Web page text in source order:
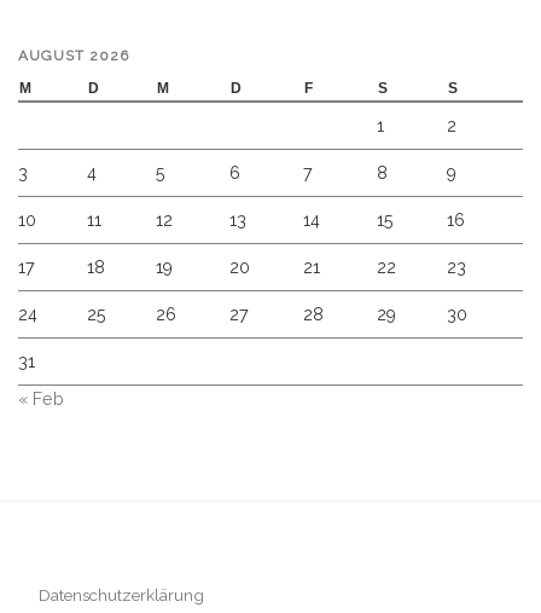
AUGUST 2026
M
D M D F S S
1 2
3 4 5 6 7 8 9
10 11 12 13 14 15 16
17 18 19 20 21 22 23
24 25 26 27 28 29 30
31
« Feb
Datenschutzerklärung